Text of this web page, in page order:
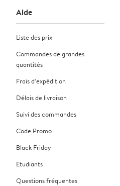
Aide
Liste des prix
Commandes de grandes
quantités
Frais d’expédition
Délais de livraison
Suivi des commandes
Code Promo
Black Friday
Etudiants
Questions fréquentes